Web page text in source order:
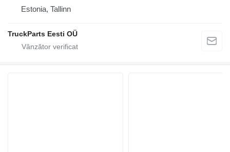
Estonia, Tallinn
TruckParts Eesti OÜ